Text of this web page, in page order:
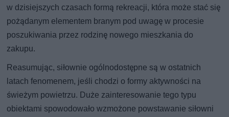
w dzisiejszych czasach formą rekreacji, która może stać się
pożądanym elementem branym pod uwagę w procesie
poszukiwania przez rodzinę nowego mieszkania do
zakupu.
Reasumując, siłownie ogólnodostępne są w ostatnich
latach fenomenem, jeśli chodzi o formy aktywności na
świeżym powietrzu. Duże zainteresowanie tego typu
obiektami spowodowało wzmożone powstawanie siłowni